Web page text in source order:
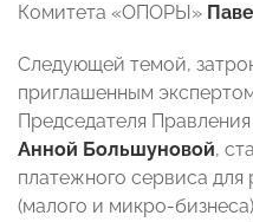
Комитета «ОПОРЫ»
Следующей темой,
приглашенным
Председателя
Анной Большуновой,
платежного сервиса
(малого и микро-